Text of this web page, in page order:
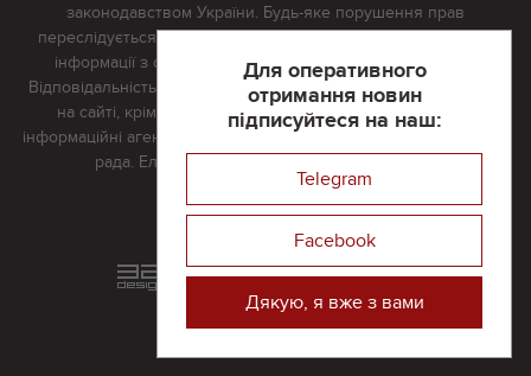
Для оперативного
отримання новин
підписуйтеся на наш:
Telegram
Facebook
Дякую, я вже з вами
законодавством України. Будь-яке порушення прав
переслідується в судовому порядку. Будь-яке відтворення
інформації з сайту тільки з письмово дозволу редакції.
Відповідальність за достовірність усіх матеріалів, розміщених
на сайті, крім матеріалів, які містять посилання на інші
інформаційні агентства або інтернет-видання, несе редакційна
рада. Електронна пошта:
Реклама на сайті
Розроблений та підтримується